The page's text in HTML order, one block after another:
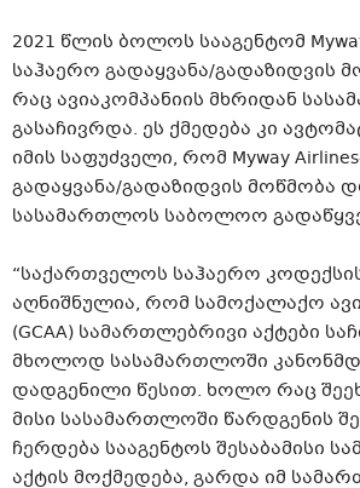
2021 წლის ბოლოს სააგენტომ
საჰაერო გადაყვანა/გადაზიდვის
რაც ავიაკომპანიის მხრიდან
გასაჩივრდა. ეს ქმედება კი
იმის საფუძველი, რომ Myway
გადაყვანა/გადაზიდვის მოწმობა
სასამართლოს საბოლოო
“საქართველოს საჰაერო
აღნიშნულია, რომ სამოქალაქო
(GCAA) სამართლებრივი აქტები
მხოლოდ სასამართლოში
დადგენილი წესით. ხოლო რაც
მისი სასამართლოში წარდგენის
ჩერდება სააგენტოს შესაბამისი
აქტის მოქმედება, გარდა იმ